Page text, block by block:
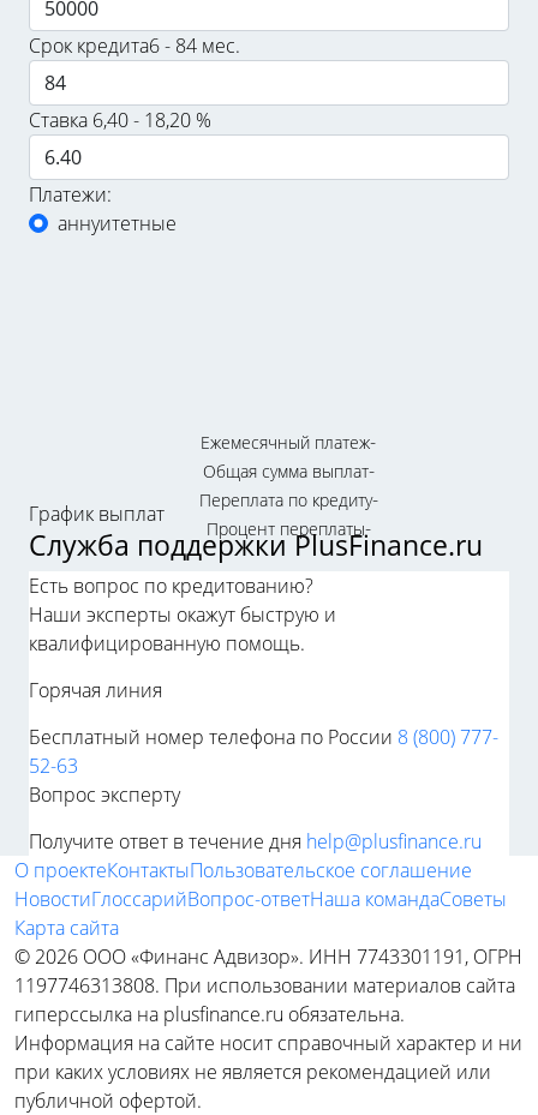
Срок кредита6 - 84 мес.
Ставка 6,40 - 18,20 %
Платежи:
аннуитетные
Ежемесячный платеж-
Общая сумма выплат-
Переплата по кредиту-
Процент переплаты-
График выплат
Служба поддержки PlusFinance.ru
Есть вопрос по кредитованию?
Наши эксперты окажут быструю и
квалифицированную помощь.
Горячая линия
Бесплатный номер телефона по России 8 (800) 777-
52-63
Вопрос эксперту
Получите ответ в течение дня help@plusfinance.ru
О проектеКонтактыПользовательское соглашение
НовостиГлоссарийВопрос-ответНаша командаСоветы
Карта сайта
© 2026 ООО «Финанс Адвизор». ИНН 7743301191, ОГРН
1197746313808. При использовании материалов сайта
гиперссылка на plusfinance.ru обязательна.
Информация на сайте носит справочный характер и ни
при каких условиях не является рекомендацией или
публичной офертой.